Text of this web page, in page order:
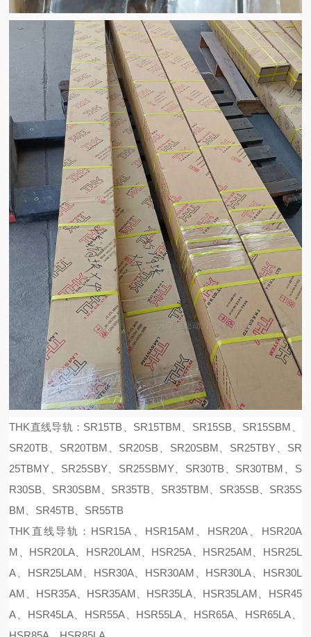
THK直线导轨：SR15TB、SR15TBM、SR15SB、SR15SBM、
SR20TB、SR20TBM、SR20SB、SR20SBM、SR25TBY、SR
25TBMY、SR25SBY、SR25SBMY、SR30TB、SR30TBM、S
R30SB、SR30SBM、SR35TB、SR35TBM、SR35SB、SR35S
BM、SR45TB、SR55TB
THK直线导轨：HSR15A、HSR15AM、HSR20A、HSR20A
M、HSR20LA、HSR20LAM、HSR25A、HSR25AM、HSR25L
A、HSR25LAM、HSR30A、HSR30AM、HSR30LA、HSR30L
AM、HSR35A、HSR35AM、HSR35LA、HSR35LAM、HSR45
A、HSR45LA、HSR55A、HSR55LA、HSR65A、HSR65LA、